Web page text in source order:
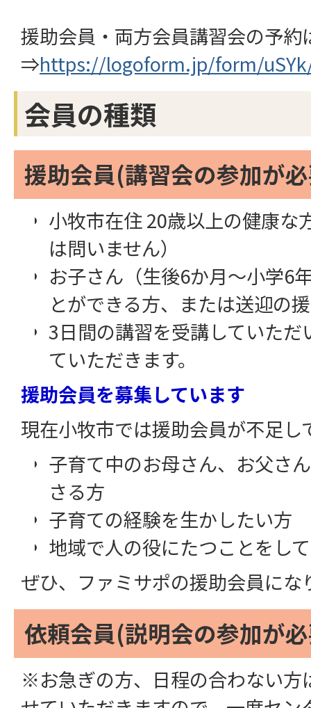
援助会員・両方会員講習会の予約
⇒https://logoform.jp/form/
会員の種類
援助会員(講習会の参加が
小牧市在住 20歳以上の健康な
は問いません）
お子さん（生後6か月～小学6
とができる方、または送迎の
3日間の講習を受講していた
ていただきます。
援助会員を募集しています
現在小牧市では援助会員が不足し
子育て中のお母さん、お父さ
さる方
子育ての経験を生かしたい方
地域で人の役にたつことをし
ぜひ、ファミサポの援助会員にな
依頼会員(説明会の参加が
※お急ぎの方、日程の合わない方